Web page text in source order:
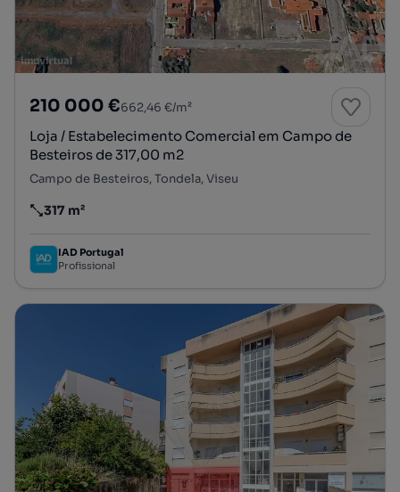
210 000 €662,46 €/m²
Loja / Estabelecimento Comercial em Campo de
Besteiros de 317,00 m2
Campo de Besteiros, Tondela, Viseu
Preço por metro quadrado
317 m²
IAD Portugal
Profissional